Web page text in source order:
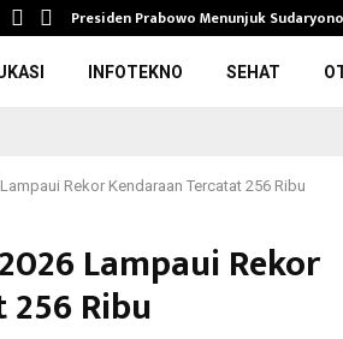
Presiden Prabowo Menunjuk
INFOTEKNO SEHAT
Rekor Kendaraan Tercatat 256 Ribu
Lampaui Rekor
Ribu